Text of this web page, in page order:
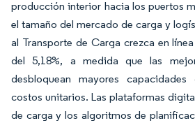
producción interior hacia los puertos
el tamaño del mercado de carga y
al Transporte de Carga crezca en
del 5,18%, a medida que las
desbloquean mayores
costos unitarios. Las plataformas
de carga y los algoritmos de